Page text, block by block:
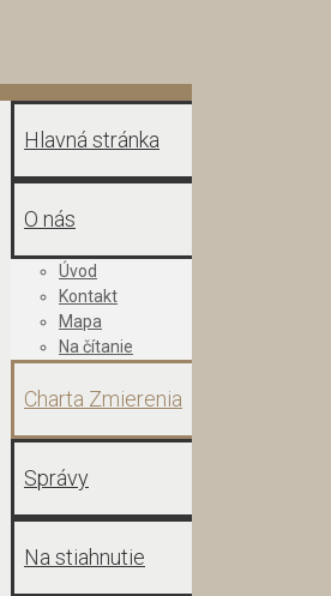
Hlavná stránka
O nás
Úvod
Kontakt
Mapa
Na čítanie
Charta Zmierenia
Správy
Na stiahnutie